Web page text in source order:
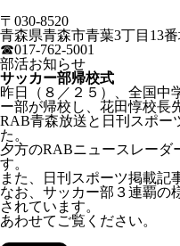
〒030-8520
青森県青森市青葉3丁目13
☎017-762-5001
部活お知らせ
サッカー部帰校式
昨日（８／２５）、全国中
ー部が帰校し、花田惇校長
RAB青森放送と日刊スポー
た。
夕方のRABニュースレーダ
す。
また、日刊スポーツ掲載記
なお、サッカー部３連覇の
されています。
あわせてご覧ください。